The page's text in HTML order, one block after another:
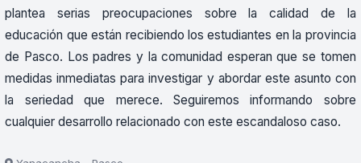
plantea serias preocupaciones sobre la calidad de la
educación que están recibiendo los estudiantes en la provincia
de Pasco. Los padres y la comunidad esperan que se tomen
medidas inmediatas para investigar y abordar este asunto con
la seriedad que merece. Seguiremos informando sobre
cualquier desarrollo relacionado con este escandaloso caso.